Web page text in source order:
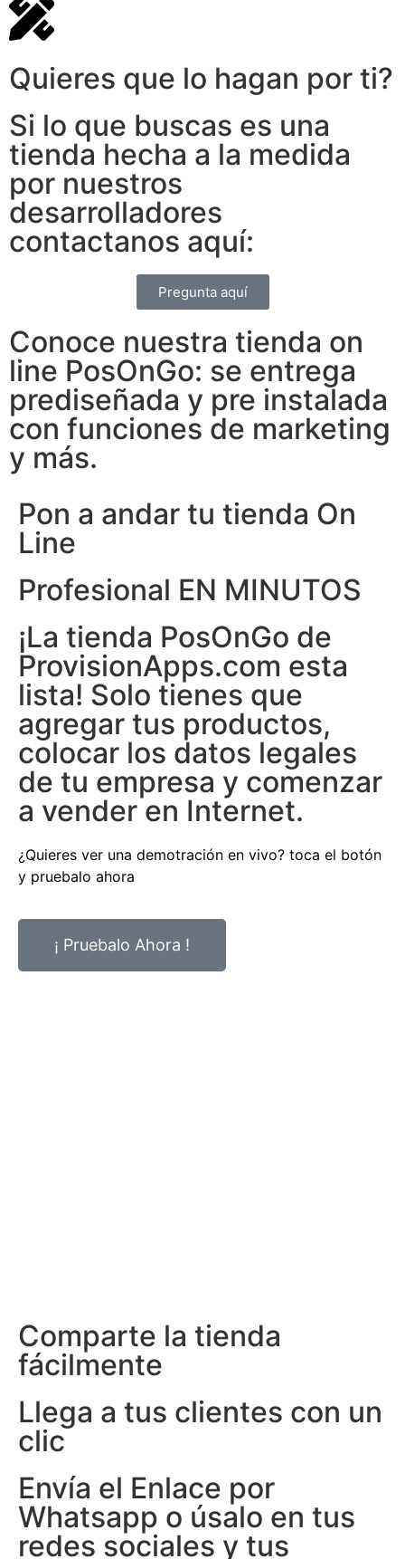
Quieres que lo hagan por ti?
Si lo que buscas es una
tienda hecha a la medida
por nuestros
desarrolladores
contactanos aquí:
Pregunta aquí
Conoce nuestra tienda on
line PosOnGo: se entrega
prediseñada y pre instalada
con funciones de marketing
y más.
Pon a andar tu tienda On
Line
Profesional EN MINUTOS
¡La tienda PosOnGo de
ProvisionApps.com esta
lista! Solo tienes que
agregar tus productos,
colocar los datos legales
de tu empresa y comenzar
a vender en Internet.
¿Quieres ver una demotración en vivo? toca el botón
y pruebalo ahora
¡ Pruebalo Ahora !
Comparte la tienda
fácilmente
Llega a tus clientes con un
clic
Envía el Enlace por
Whatsapp o úsalo en tus
redes sociales y tus